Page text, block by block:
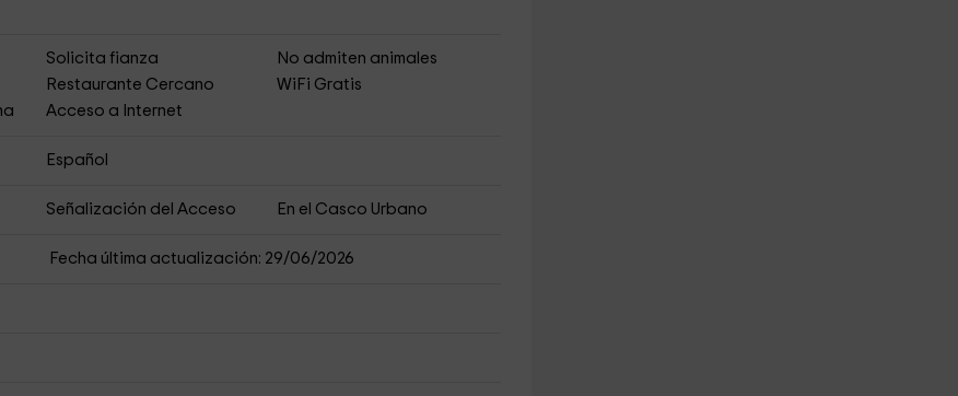
Solicita fianza
No admiten animales
Restaurante Cercano
WiFi Gratis
Acceso a Internet
Español
Señalización del Acceso En el Casco Urbano
Fecha última actualización: 29/06/2026